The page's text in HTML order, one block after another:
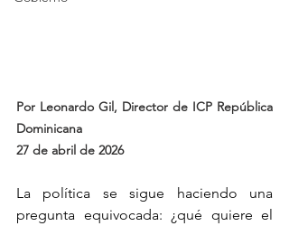
Por Leonardo Gil, Director de ICP República
Dominicana
27 de abril de 2026
La política se sigue haciendo una
pregunta equivocada: ¿qué quiere el